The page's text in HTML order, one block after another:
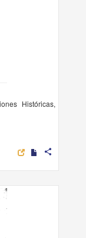
Históricas,
share